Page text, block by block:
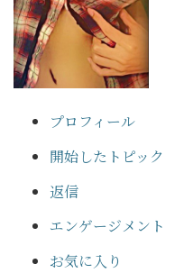
プロフィール
開始したトピック
返信
エンゲージメント
お気に入り